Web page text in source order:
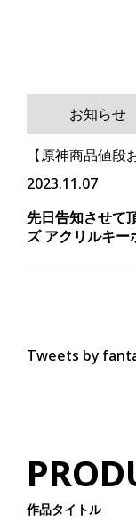
お知らせ
【原神商品値段
2023.11.07
先日告知させて
ズ アクリルキ
上げます。
詳細はコチラ↓
原神シリーズ ア
ー Genshin リ
village.com/
Tweets by
作品タイトル